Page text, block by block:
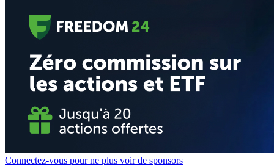
Connectez-vous pour ne plus voir de sponsors